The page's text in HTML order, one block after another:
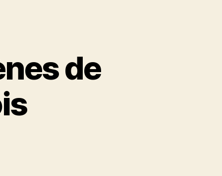
de